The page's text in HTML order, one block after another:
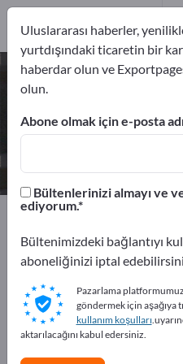
Lazer Ölçüm
Exportpages
Lazer Ölçüm Cihazları
Exportpages'te
verin!
İhtiyaçlar – Teklifler – İkinci
Uluslararası haberler,
yurtdışındaki ticaretin bir
haberdar olun ve
olun.
Abone olmak için e-posta
Bültenlerinizi almayı ve
ediyorum.
Bültenimizdeki bağlantıyı
aboneliğinizi iptal
Pazarlama
göndermek için aşağıya
kullanım koşulları
aktarılacağını kabul edersiniz.